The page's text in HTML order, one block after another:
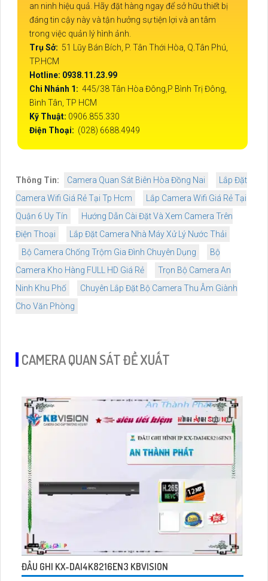
an ninh hiệu quả. Hãy đặt hàng ngay để sở hữu thiết bị
đáng tin cậy này và tận hưởng sự tiện lợi và an tâm
trong việc quản lý hình ảnh.
Trụ Sở: 51 Lũy Bán Bích, P. Tân Thới Hòa, Q.Tân Phú,
TP.HCM
Hotline: 0938.11.23.99
Chi Nhánh 1: 445/38 Tân Hòa Đông,P Bình Trị Đông,
Bình Tân, TP HCM
Kỹ Thuật: 0906.855.330
Điện Thoại: (028) 6688.4949
Thông Tin: Camera Quan Sát Biên Hòa Đồng Nai
Lắp Đặt
Camera Wifi Giá Rẻ Tại Tp Hcm
Lắp Camera Wifi Giá Rẻ Tại
Quận 6 Uy Tín
Hướng Dẫn Cài Đặt Và Xem Camera Trên
Điện Thoại
Lắp Đặt Camera Nhà Máy Xử Lý Nước Thải
Bộ Camera Chống Trộm Gia Đình Chuyên Dụng
Bộ
Camera Kho Hàng FULL HD Giá Rẻ
Trọn Bộ Camera An
Ninh Khu Phố
Chuyên Lắp Đặt Bộ Camera Thu Âm Giành
Cho Văn Phòng
CAMERA QUAN SÁT ĐỀ XUẤT
ĐẦU GHI KX-DAI4K8216EN3 KBVISION